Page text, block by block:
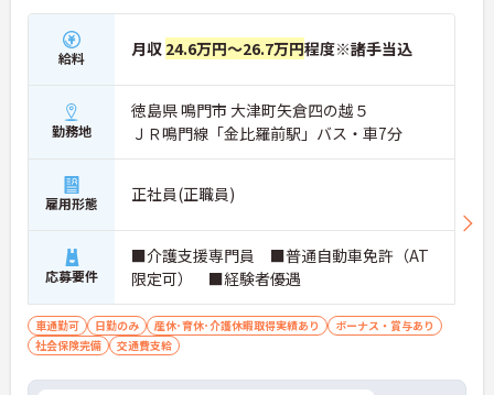
給料 月収 24.6万円～26.7万円程度※諸手当込
勤務地
徳島県 鳴門市 大津町矢倉四の越５
ＪＲ鳴門線「金比羅前駅」バス・車7分
雇用形態 正社員(正職員)
応募要件
■介護支援専門員 ■普通自動車免許（AT
限定可） ■経験者優遇
車通勤可 日勤のみ 産休･育休･介護休暇取得実績あり
ボーナス・賞与あり
社会保険完備
交通費支給